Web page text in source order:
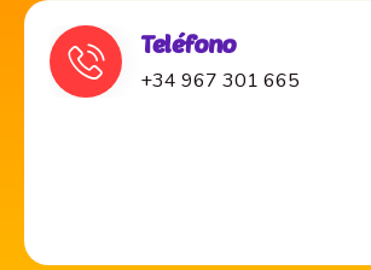
Teléfono
+34 967 301 665